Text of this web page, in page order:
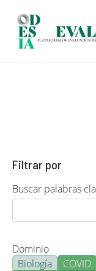
Filtrar por
Buscar palabras
Dominio
Biología
COVID